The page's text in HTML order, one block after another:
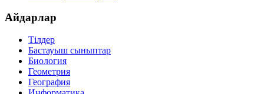
Айдарлар
Тілдер
Бастауыш сыныптар
Биология
Геометрия
География